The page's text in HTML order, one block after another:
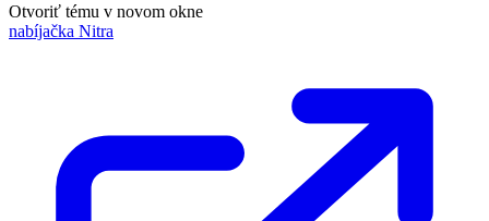
Otvoriť tému v novom okne
nabíjačka Nitra